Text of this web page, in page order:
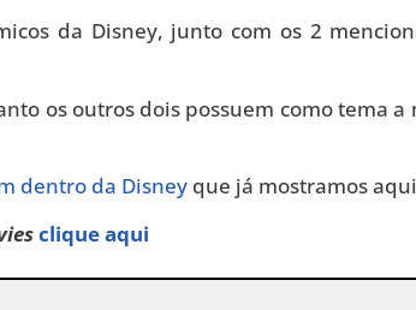
da Disney, junto com os 2
os outros dois possuem como tema
dentro da Disney que já mostramos
clique aqui